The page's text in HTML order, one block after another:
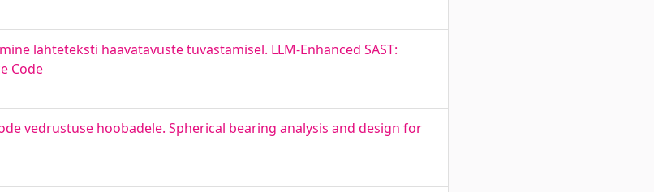
lähteteksti haavatavuste tuvastamisel. LLM-Enhanced SAST:
Code
vedrustuse hoobadele. Spherical bearing analysis and design for